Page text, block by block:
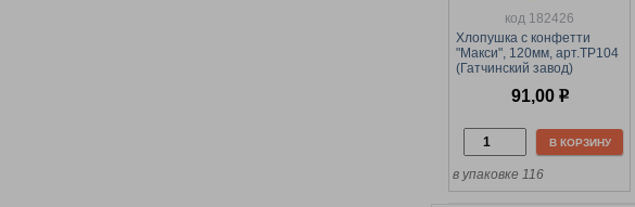
код 182426
Хлопушка с конфетти
"Макси", 120мм, арт.ТР104
(Гатчинский завод)
91,00 р
В КОРЗИНУ
в упаковке 116